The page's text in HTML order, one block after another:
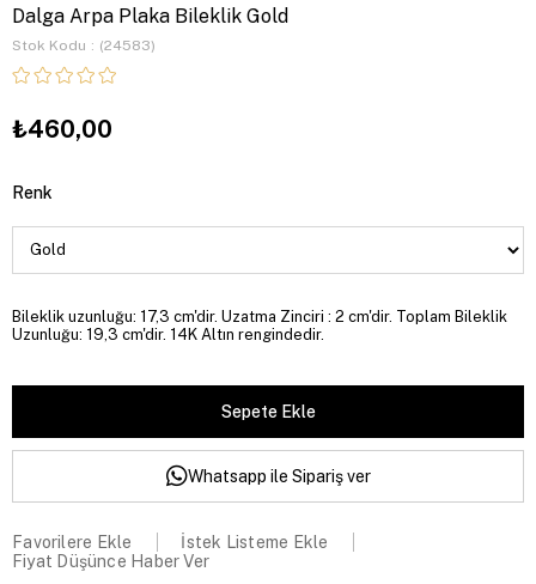
Dalga Arpa Plaka Bileklik Gold
Stok Kodu (24583)
₺460,00
Renk
Bileklik uzunluğu: 17,3 cm'dir. Uzatma Zinciri : 2 cm'dir. Toplam Bileklik
Uzunluğu: 19,3 cm'dir. 14K Altın rengindedir.
Whatsapp ile Sipariş ver
Favorilere Ekle
İstek Listeme Ekle
Fiyat Düşünce Haber Ver